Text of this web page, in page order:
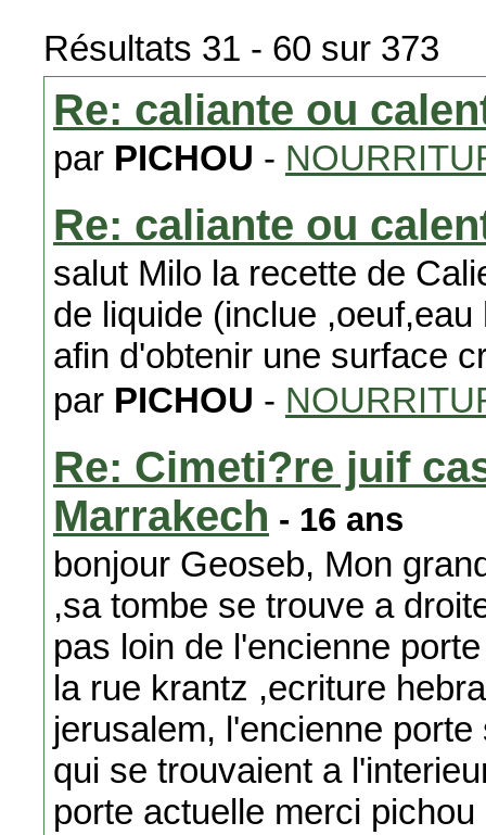
Résultats 31 - 60 sur 373
Re: caliante ou
par PICHOU -
Re: caliante ou
salut Milo la recette de
de liquide (inclue
afin d'obtenir une surface
par PICHOU -
Re: Cimeti?re juif
Marrakech - 16 ans
bonjour Geoseb, Mon
,sa tombe se trouve a
pas loin de l'encienne
la rue krantz ,ecriture
jerusalem, l'encienne
qui se trouvaient a
porte actuelle merci pichou